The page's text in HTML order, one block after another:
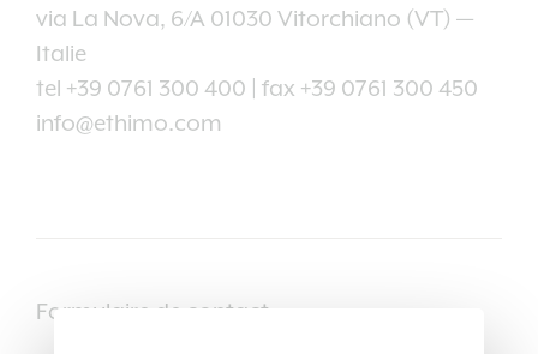
via La Nova, 6/A 01030 Vitorchiano (VT) —
Italie
tel +39 0761 300 400 | fax +39 0761 300 450
info@ethimo.com
Formulaire de contact